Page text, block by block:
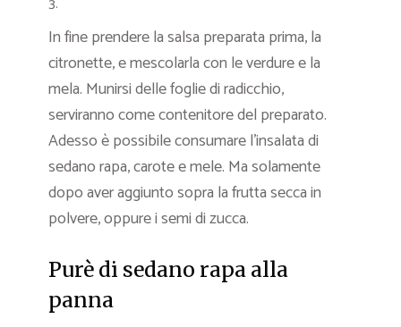
In fine prendere la salsa preparata prima, la
citronette, e mescolarla con le verdure e la
mela. Munirsi delle foglie di radicchio,
serviranno come contenitore del preparato.
Adesso è possibile consumare l’insalata di
sedano rapa, carote e mele. Ma solamente
dopo aver aggiunto sopra la frutta secca in
polvere, oppure i semi di zucca.
Purè di sedano rapa alla
panna